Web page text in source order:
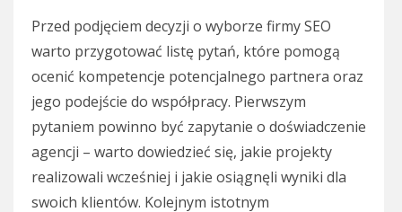
Przed podjęciem decyzji o wyborze firmy SEO
warto przygotować listę pytań, które pomogą
ocenić kompetencje potencjalnego partnera oraz
jego podejście do współpracy. Pierwszym
pytaniem powinno być zapytanie o doświadczenie
agencji – warto dowiedzieć się, jakie projekty
realizowali wcześniej i jakie osiągnęli wyniki dla
swoich klientów. Kolejnym istotnym